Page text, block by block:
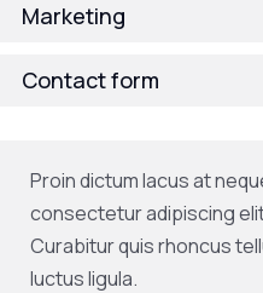
Marketing
Contact form
Proin dictum lacus at
consectetur adipiscing
Curabitur quis rhoncus
luctus ligula.